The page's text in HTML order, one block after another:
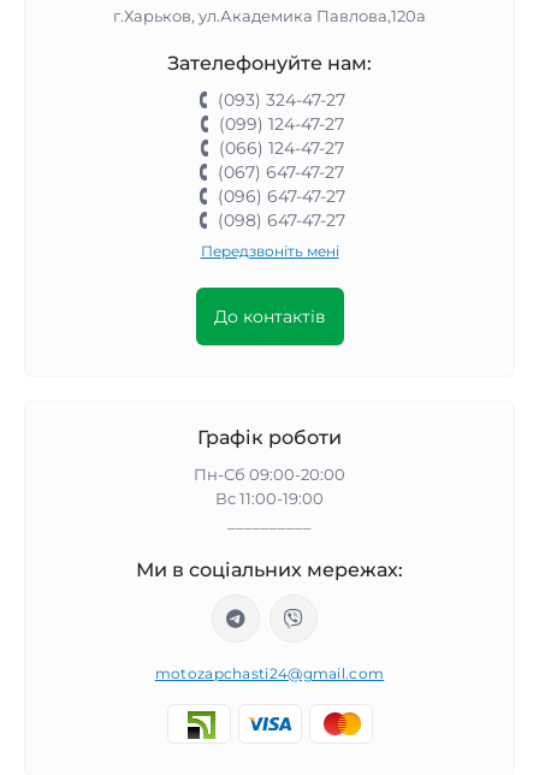
г.Харьков, ул.Академика Павлова,120а
Зателефонуйте нам:
(093) 324-47-27
(099) 124-47-27
(066) 124-47-27
(067) 647-47-27
(096) 647-47-27
(098) 647-47-27
Передзвоніть мені
До контактів
Графік роботи
Пн-Сб 09:00-20:00
Вс 11:00-19:00
Ми в соціальних мережах:
motozapchasti24@gmail.com